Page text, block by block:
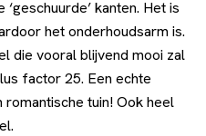
kanten. Het is
het onderhoudsarm is.
die vooral blijvend mooi zal
factor 25. Een echte
tuin! Ook heel